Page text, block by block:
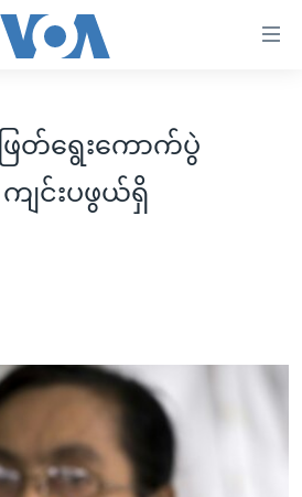
လက်များ
ြတ်ရွေးကောက်ပွဲ
ျင်းပဖွယ်ရှိ